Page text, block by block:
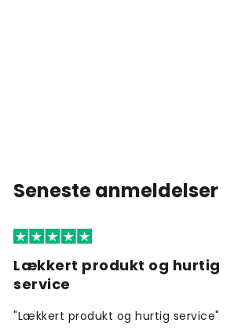
Seneste anmeldelser
Lækkert produkt og hurtig
service
"Lækkert produkt og hurtig service"